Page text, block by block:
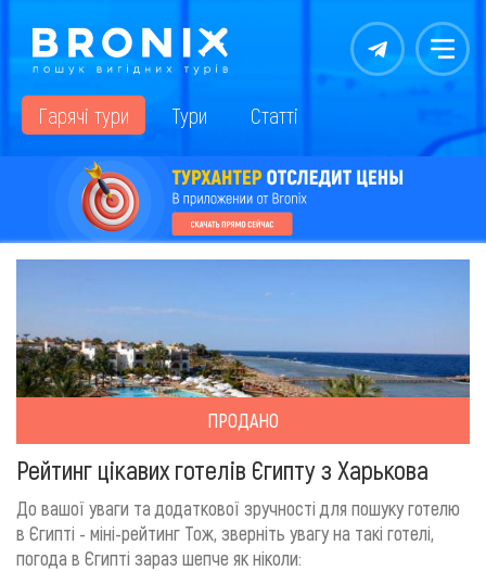
Контакты Меню
Гарячі тури Тури Статті
ПРОДАНО
Рейтинг цікавих готелів Єгипту з Харькова
До вашої уваги та додаткової зручності для пошуку готелю
в Єгипті - міні-рейтинг Тож, зверніть увагу на такі готелі,
погода в Єгипті зараз шепче як ніколи: